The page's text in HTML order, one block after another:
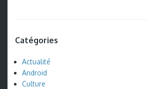
Catégories
Actualité
Android
Culture